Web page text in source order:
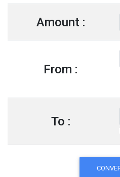
Amount :
From :
To :